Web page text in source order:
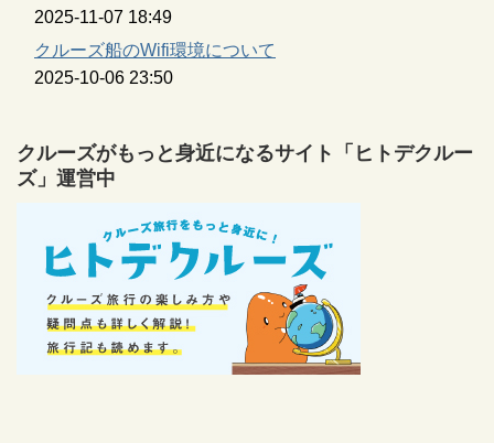
2025-11-07 18:49
クルーズ船のWifi環境について
2025-10-06 23:50
クルーズがもっと身近になるサイト「ヒトデクルー
ズ」運営中